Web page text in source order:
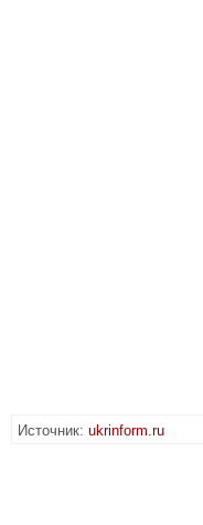
Источник: ukrinform.ru